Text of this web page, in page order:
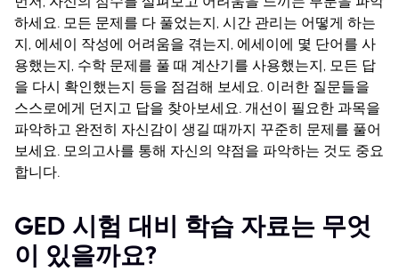
하세요. 모든 문제를 다 풀었는지, 시간 관리는 어떻게 하는
지, 에세이 작성에 어려움을 겪는지, 에세이에 몇 단어를 사
용했는지, 수학 문제를 풀 때 계산기를 사용했는지, 모든 답
을 다시 확인했는지 등을 점검해 보세요. 이러한 질문들을
스스로에게 던지고 답을 찾아보세요. 개선이 필요한 과목을
파악하고 완전히 자신감이 생길 때까지 꾸준히 문제를 풀어
보세요. 모의고사를 통해 자신의 약점을 파악하는 것도 중요
합니다.
GED 시험 대비 학습 자료는 무엇
이 있을까요?